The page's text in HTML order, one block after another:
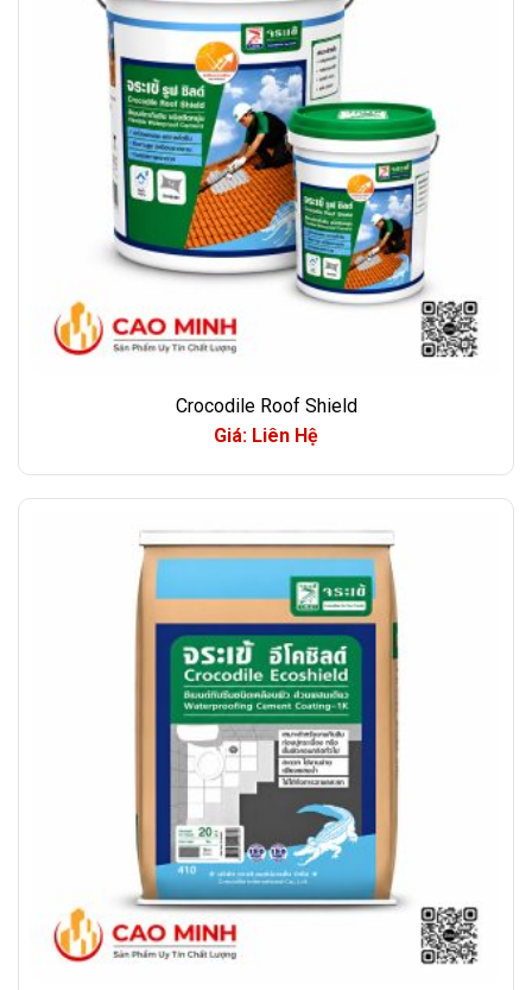
Crocodile Roof Shield
Giá: Liên Hệ